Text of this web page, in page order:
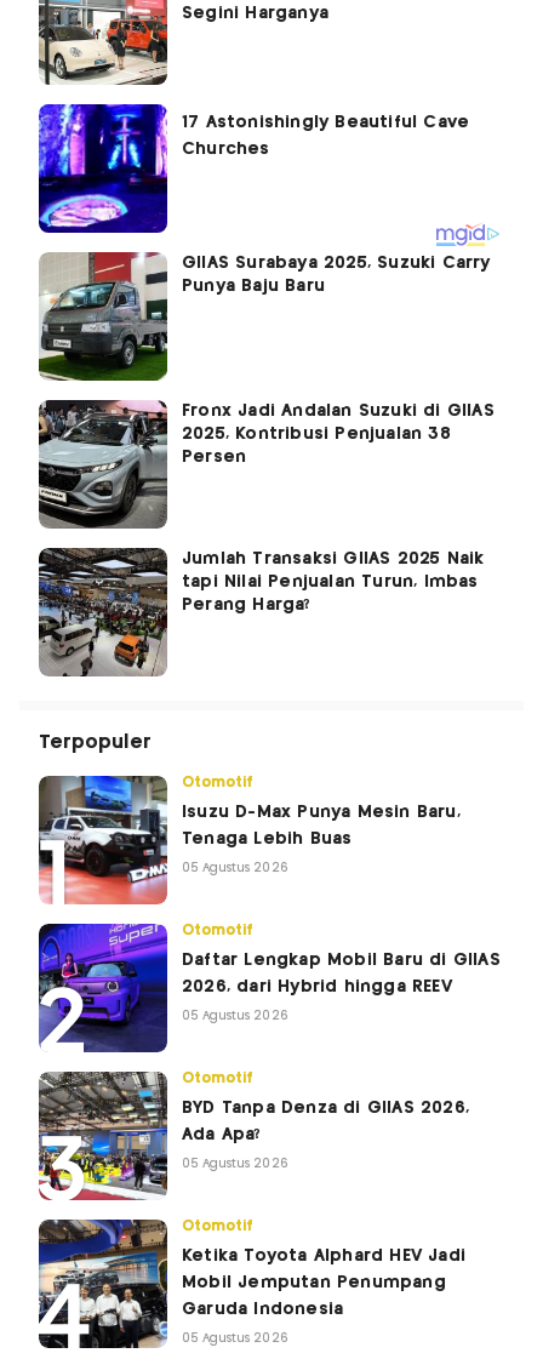
Segini Harganya
GIIAS Surabaya 2025, Suzuki Carry
Punya Baju Baru
Fronx Jadi Andalan Suzuki di GIIAS
2025, Kontribusi Penjualan 38
Persen
Jumlah Transaksi GIIAS 2025 Naik
tapi Nilai Penjualan Turun, Imbas
Perang Harga?
Terpopuler
Otomotif
Isuzu D-Max Punya Mesin Baru,
Tenaga Lebih Buas
05 Agustus 2026
Otomotif
Daftar Lengkap Mobil Baru di GIIAS
2026, dari Hybrid hingga REEV
05 Agustus 2026
Otomotif
BYD Tanpa Denza di GIIAS 2026,
Ada Apa?
05 Agustus 2026
Otomotif
Ketika Toyota Alphard HEV Jadi
Mobil Jemputan Penumpang
Garuda Indonesia
05 Agustus 2026